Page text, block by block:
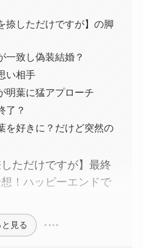
捺しただけですが】の脚
一致し偽装結婚？
い相手
明葉に猛アプローチ
了？
を好きに？だけど突然の
しただけですが】最終
！ハッピーエンドで
と見る